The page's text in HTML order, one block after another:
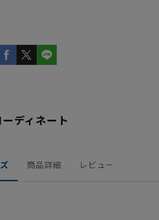
ディネート
商品詳細 レビュー